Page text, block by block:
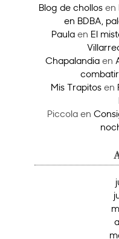
Blog de chollosen
en BDBA,
Paulaen El
Chapalandiaen
Mis Trapitos en
Piccolaen